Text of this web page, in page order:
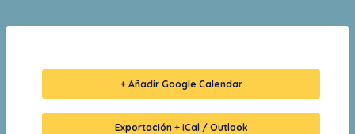
+ Añadir Google Calendar
Exportación + iCal / Outlook